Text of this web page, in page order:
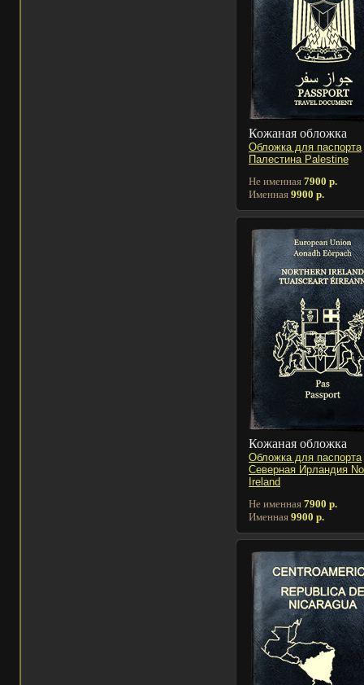
Кожаная обложка
Обложка для паспорта
Палестина Palestine
Не именная 7900 р.
Именная 9900 р.
Кожаная обложка
Обложка для паспорта
Северная Ирландия
Ireland
Не именная 7900 р.
Именная 9900 р.